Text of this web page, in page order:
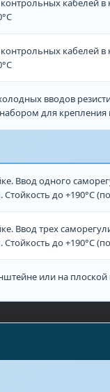
кабелей
кабелей
вводов
для крепления
Ввод одного
до +190°С
Ввод трех
до +190°С
или на